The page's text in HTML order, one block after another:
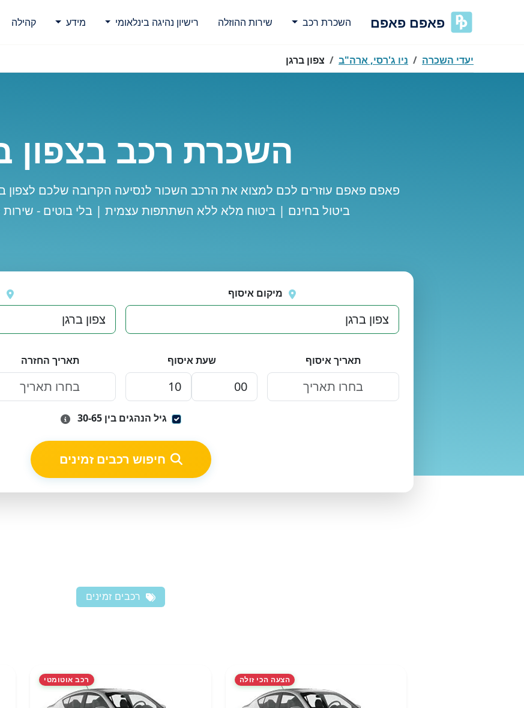
פאפם פאפם השכרת רכב שירות ההוזלה רישיון נהיגה בינלאומי מידע קהילה
יעדי השכרה ניו ג'רסי, ארה"ב צפון ברגן
השכרת רכב בצפון
פאפם פאפם עוזרים לכם למצוא את הרכב השכור לנסיעה הקרובה שלכם לצפון
ביטול בחינם | ביטוח מלא ללא השתתפות עצמית | בלי בוטים - שירות
מיקום איסוף
תאריך איסוף שעת איסוף תאריך החזרה
גיל הנהגים בין 30-65
חיפוש רכבים זמינים
רכבים זמינים
הצעה הכי זולה רכב אוטומטי